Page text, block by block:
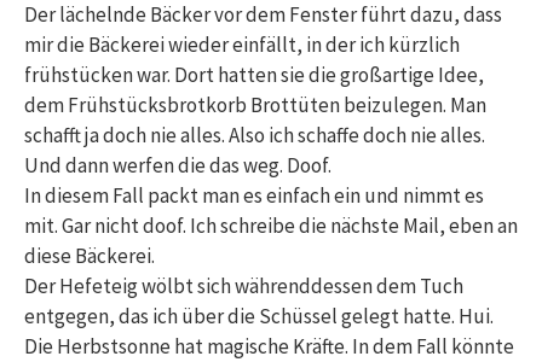
Der lächelnde Bäcker vor dem Fenster führt dazu, dass
mir die Bäckerei wieder einfällt, in der ich kürzlich
frühstücken war. Dort hatten sie die großartige Idee,
dem Frühstücksbrotkorb Brottüten beizulegen. Man
schafft ja doch nie alles. Also ich schaffe doch nie alles.
Und dann werfen die das weg. Doof.
In diesem Fall packt man es einfach ein und nimmt es
mit. Gar nicht doof. Ich schreibe die nächste Mail, eben an
diese Bäckerei.
Der Hefeteig wölbt sich währenddessen dem Tuch
entgegen, das ich über die Schüssel gelegt hatte. Hui.
Die Herbstsonne hat magische Kräfte. In dem Fall könnte